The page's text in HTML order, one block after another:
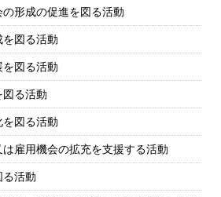
形成の促進を図る活動
図る活動
図る活動
る活動
図る活動
雇用機会の拡充を支援する活動
活動